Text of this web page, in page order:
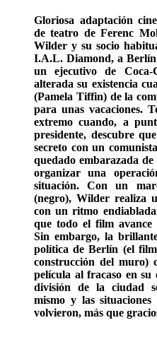
Gloriosa adaptación
de teatro de Ferenc
Wilder y su socio
I.A.L. Diamond, a Berlín
un ejecutivo de Coca-
alterada su existencia
(Pamela Tiffin) de la
para unas vacaciones.
extremo cuando, a
presidente, descubre
secreto con un
quedado embarazada
organizar una
situación. Con un
(negro), Wilder realiza
con un ritmo
que todo el film avance
Sin embargo, la
política de Berlín (el
construcción del muro)
película al fracaso en
división de la ciudad
mismo y las
volvieron, más que